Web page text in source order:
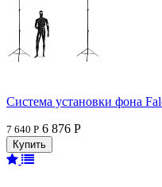
Система установки фона
7 640 Р 6 876 Р